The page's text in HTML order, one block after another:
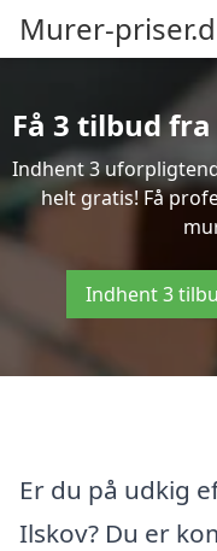
Murer-
Få 3 tilbud
Indhent 3
helt gratis! Få
Indhent 3
Er du på udkig
Ilskov? Du er